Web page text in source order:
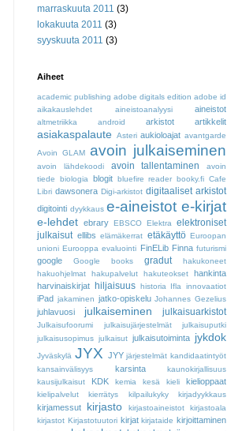
marraskuuta 2011 (3)
lokakuuta 2011 (3)
syyskuuta 2011 (3)
Aiheet
academic publishing adobe digitals edition adobe id
aikakauslehdet
aineistoanalyysi aineistot
altmetriikka android arkistot artikkelit
asiakaspalaute Asteri aukioloajat avantgarde
Avoin GLAM
avoin julkaiseminen
avoin lähdekoodi avoin tallentaminen
avoin
tiede
biologia blogit bluefire reader booky.fi Cafe
Libri dawsonera Digi-arkistot digitaaliset arkistot
digitointi dyykkaus e-aineistot e-kirjat
e-lehdet ebrary EBSCO Elektra elektroniset
julkaisut ellibs elämäkerrat etäkäyttö Euroopan
unioni Eurooppa evaluointi FinELib Finna futurismi
google Google books gradut
hakukoneet
hakuohjelmat
hakupalvelut hakuteokset
hankinta
harvinaiskirjat
hiljaisuus historia Ifla innovaatiot
iPad jakaminen jatko-opiskelu Johannes Gezelius
juhlavuosi julkaiseminen julkaisuarkistot
Julkaisufoorumi julkaisujärjestelmät
julkaisuputki
julkaisusopimus julkaisut julkaisutoiminta jykdok
Jyväskylä JYX JYY järjestelmät kandidaatintyöt
kansainvälisyys
karsinta
kaunokirjallisuus
kausijulkaisut
KDK kemia kesä kieli kielioppaat
kielipalvelut kierrätys kilpailukyky kirjadyykkaus
kirjamessut kirjasto kirjastoaineistot
kirjastoala
kirjastot Kirjastotuutori kirjat kirjataide kirjoittaminen